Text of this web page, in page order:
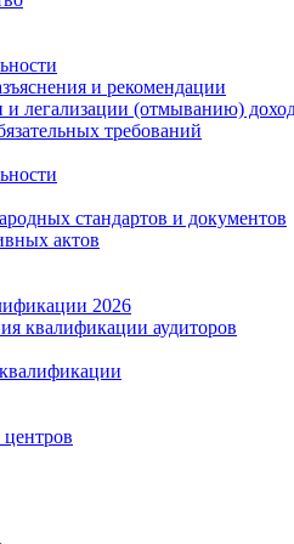
и рекомендации
и легализации (отмыванию)
требований
стандартов и документов
актов
2026
квалификации аудиторов
центров